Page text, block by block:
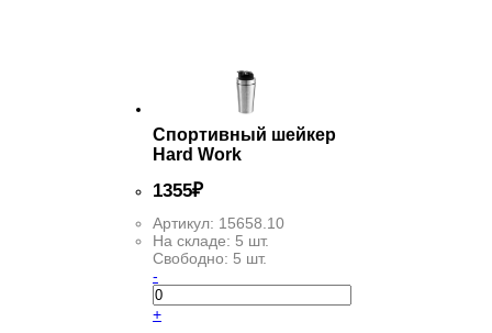
Спортивный шейкер
Hard Work
1355₽
Артикул: 15658.10
На складе: 5 шт.
Свободно: 5 шт.
-
+